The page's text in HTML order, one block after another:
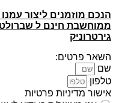
הנכם מוזמנים ליצור
ממוחשבת חינם ל שברולט
גירטרוניק
השאר פרטים:
שם
טלפון
אישור מדיניות פרטיות